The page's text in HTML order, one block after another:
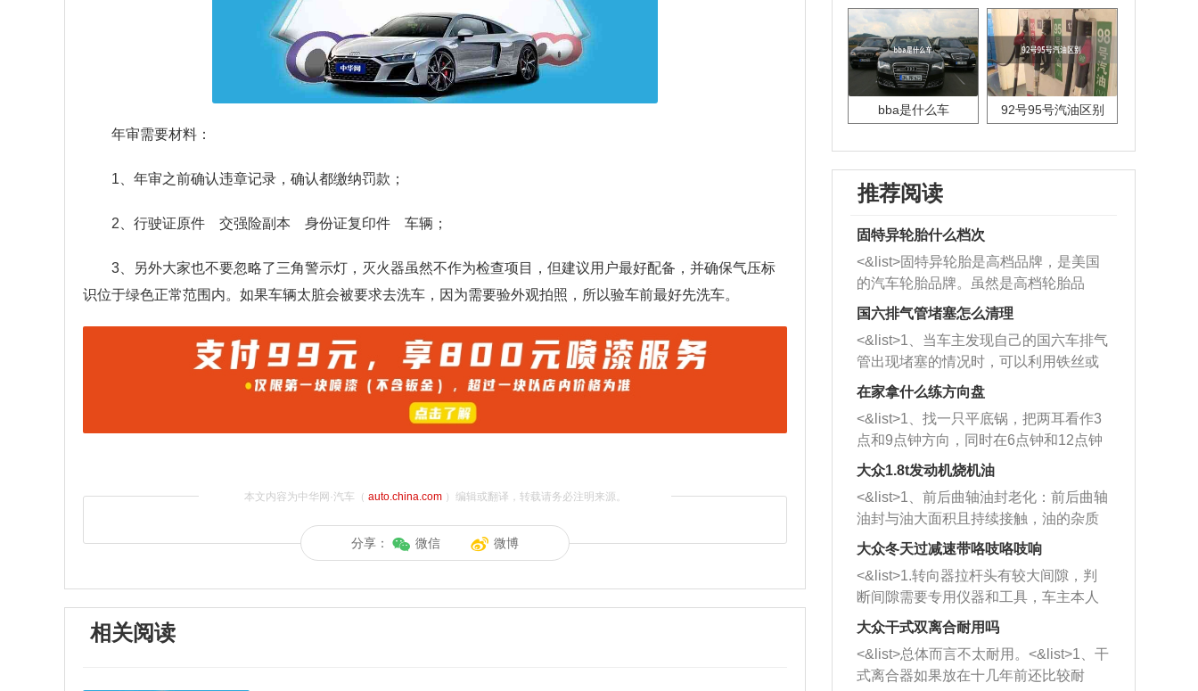
年审需要材料：
1、年审之前确认违章记录，确认都缴纳罚款；
2、行驶证原件 交强险副本 身份证复印件 车辆；
3、另外大家也不要忽略了三角警示灯，灭火器虽然不作为检查项目，但建议用户最好配备，并确保气压标
识位于绿色正常范围内。如果车辆太脏会被要求去洗车，因为需要验外观拍照，所以验车前最好先洗车。
本文内容为中华网·汽车（ auto.china.com）编辑或翻译，转载请务必注明来源。
分享： 微信 微博
相关阅读
bba是什么车 92号95号汽油区别
推荐阅读
固特异轮胎什么档次
<&list>固特异轮胎是高档品牌，是美国
的汽车轮胎品牌。虽然是高档轮胎品
牌，但是中高低端的轮胎都有生产，这
也是为了更好的开拓市场。
国六排气管堵塞怎么清理
<&list>1、当车主发现自己的国六车排气
管出现堵塞的情况时，可以利用铁丝或
者是细棍，直接将杂物给取出来，如果
堵塞情况比较严重，也可以采取应急措
施。 <&list>2、直接利用木棍将所有的
杂物推到排气管里面的位置处，然后将
三元催化器拆解开，就可以将堵塞的东
西取出来。但如果是因为积碳过多引起
的堵塞，就需要将三元催化器泡在草酸
洗剂对堵塞的情况得到解决，将清洗剂
放在燃油箱中，与燃油混合后，车辆启
动时，就可以和汽油一起进入到燃烧
室，最后形成废气排出，就可以让三元
催化器得到清洗，排气管堵塞的情况就
能够得到解决。
在家拿什么练方向盘
<&list>1、找一只平底锅，把两耳看作3
点和9点钟方向，同时在6点钟和12点钟
方向做一个标记。 <&list>2、双手握住
一圈半的练习，往右同样也要打相同的
圈数。 <&list>3、最后强调要反复练
习，这样就可以形成肌肉记忆，在真实
驾驶车辆时，不需要记忆也能打好方
向。
大众1.8t发动机烧机油
<&list>1、前后曲轴油封老化：前后曲轴
油封与油大面积且持续接触，油的杂质
和发动机内持续温度变化使其密封效果
逐渐减弱，导致渗油或漏油。<&list>2、
活塞间隙过大：积碳会使活塞环与缸体
的间隙扩大，导致机油流入燃烧室中，
造成烧机油。<&list>3、机油粘度。使用
机油粘度过小的话，同样会有烧机油现
象，机油粘度过小具有很好的流动性，
大众冬天过减速带咯吱咯吱响
<&list>1.转向器拉杆头有较大间隙，判
断间隙需要专用仪器和工具，车主本人
无法制作，需要将车辆送到修理厂或4s
店；<&list>2.车辆半轴套管防尘罩破
裂，破裂后会出现漏油现象，使半轴磨
损严重，磨损的半轴容易损坏，产生异
大众干式双离合耐用吗
<&list>总体而言不太耐用。<&list>1、干
式离合器如果放在十几年前还比较耐